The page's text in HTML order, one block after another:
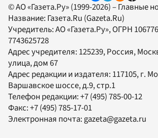
© АО «Газета.Ру» (1999-2026) – Главные
Название: Газета.Ru (Gazeta.Ru)
Учредитель:АО «Газета.Ру», ОГРН
7743625728
Адрес учредителя: 125239, Россия,
улица, дом 67
Адрес редакции и издателя: 117105, г.
Варшавское шоссе, д.9, стр.1
Телефон редакции:+7 (495) 785-00-12
Факс:+7 (495) 785-17-01
Электронная почта: gazeta@gazeta.ru